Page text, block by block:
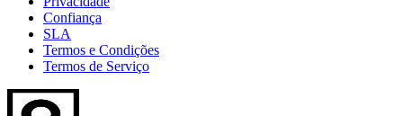
Confiança
SLA
Termos e Condições
Termos de Serviço